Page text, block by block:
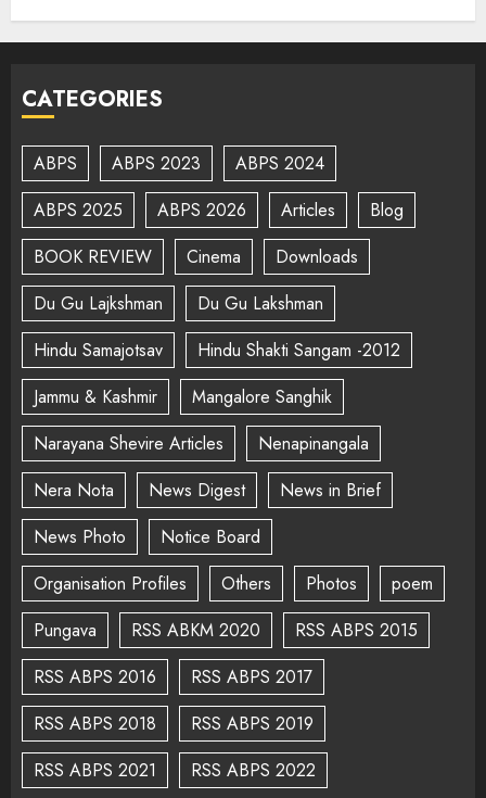
CATEGORIES
ABPS ABPS 2023
ABPS 2024
ABPS 2025
ABPS 2026 Articles
Blog
BOOK REVIEW
Cinema
Downloads
Du Gu Lajkshman
Du Gu Lakshman
Hindu Samajotsav
Hindu Shakti Sangam -2012
Jammu & Kashmir
Mangalore Sanghik
Narayana Shevire Articles
Nenapinangala
Nera Nota
News Digest
News in Brief
News Photo
Notice Board
Organisation Profiles
Others Photos
poem
Pungava
RSS ABKM 2020
RSS ABPS 2015
RSS ABPS 2016
RSS ABPS 2017
RSS ABPS 2018
RSS ABPS 2019
RSS ABPS 2021
RSS ABPS 2022